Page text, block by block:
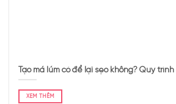
Tạo má lúm có để lại sẹo không? Quy
XEM THÊM